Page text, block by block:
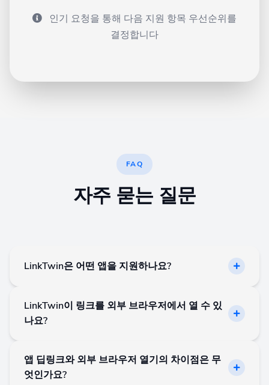
인기 요청을 통해 다음 지원 항목 우선순위를
결정합니다
FAQ
자주 묻는 질문
LinkTwin은 어떤 앱을 지원하나요?
Instagram, Facebook, Apple Music, Reddit, Pinterest 등
100개 이상의 앱과 플랫폼을 지원합니다.
LinkTwin이 링크를 외부 브라우저에서 열 수 있
나요?
대신 Safari, Chrome, Firefox, Edge 및 기타 지원되는 모
바일 브라우저 같은 외부 브라우저에서 열리도록 도와
앱 딥링크와 외부 브라우저 열기의 차이점은 무
엇인가요?